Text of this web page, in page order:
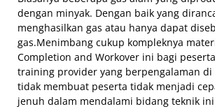
dengan minyak. Dengan baik yang
menghasilkan gas atau hanya dapat
gas.Menimbang cukup kompleknya
Completion and Workover ini bagi
training provider yang berpengalaman di
tidak membuat peserta tidak menjadi
jenuh dalam mendalami bidang teknik